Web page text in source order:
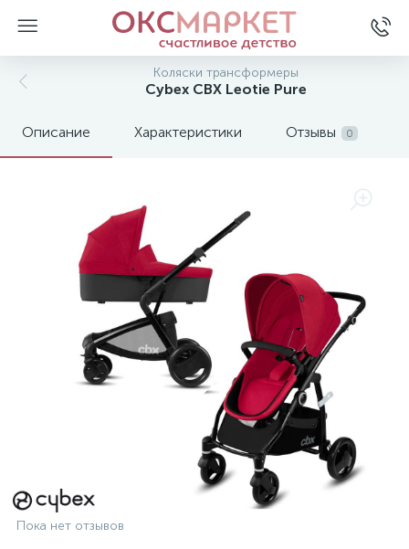
Коляски трансформеры
Cybex CBX Leotie Pure
Описание Характеристики Отзывы 0
Пока нет отзывов